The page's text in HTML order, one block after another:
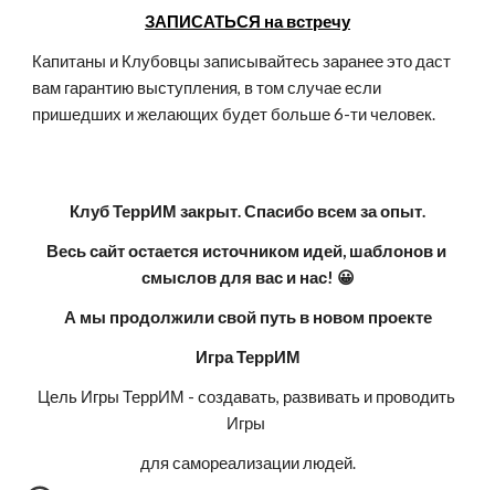
ЗАПИСАТЬСЯ на встречу
Капитаны и Клубовцы записывайтесь заранее это даст
вам гарантию выступления, в том случае если
пришедших и желающих будет больше 6-ти человек.
Клуб ТеррИМ закрыт. Спасибо всем за опыт.
Весь сайт остается источником идей, шаблонов и
смыслов для вас и нас! 😀
А мы продолжили свой путь в новом проекте
Игра ТеррИМ
Цель Игры ТеррИМ - создавать, развивать и проводить
Игры
для самореализации людей.